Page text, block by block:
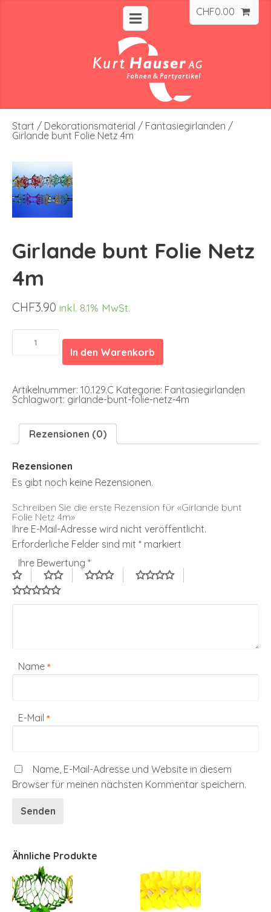
CHF0.00
Start / Dekorationsmaterial / Fantasiegirlanden /
Girlande bunt Folie Netz 4m
Girlande bunt Folie Netz
4m
CHF3.90 inkl. 8.1% MwSt.
Girlande
Folie
In den Warenkorb
Artikelnummer: 10.129.C Kategorie: Fantasiegirlanden
Schlagwort: girlande-bunt-folie-netz-4m
Rezensionen (0)
Rezensionen
Es gibt noch keine Rezensionen.
Schreiben Sie die erste Rezension für «Girlande bunt
Folie Netz 4m»
Ihre E-Mail-Adresse wird nicht veröffentlicht.
Erforderliche Felder sind mit * markiert
Ihre Bewertung *
Name *
E-Mail *
Name, E-Mail-Adresse und Website in diesem
Browser für meinen nächsten Kommentar speichern.
Ähnliche Produkte